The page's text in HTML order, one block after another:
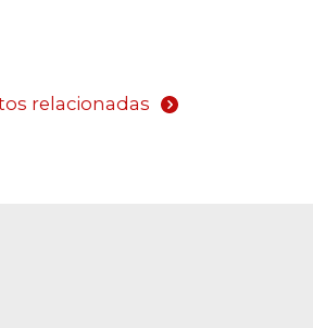
relacionadas